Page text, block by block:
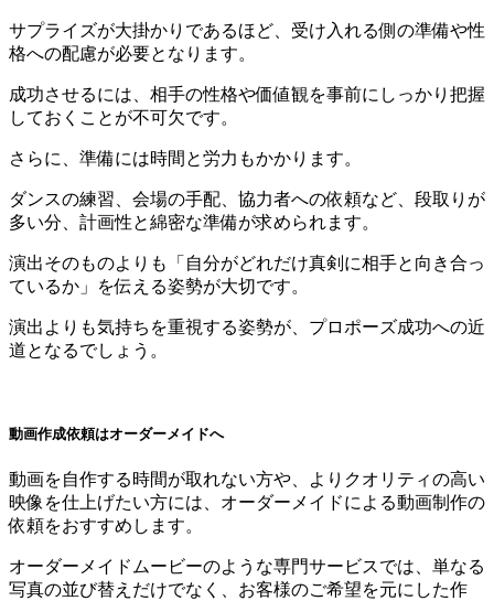
サプライズが大掛かりであるほど、受け入れる側の準備や性
格への配慮が必要となります。
成功させるには、相手の性格や価値観を事前にしっかり把握
しておくことが不可欠です。
さらに、準備には時間と労力もかかります。
ダンスの練習、会場の手配、協力者への依頼など、段取りが
多い分、計画性と綿密な準備が求められます。
演出そのものよりも「自分がどれだけ真剣に相手と向き合っ
ているか」を伝える姿勢が大切です。
演出よりも気持ちを重視する姿勢が、プロポーズ成功への近
道となるでしょう。
動画作成依頼はオーダーメイドへ
動画を自作する時間が取れない方や、よりクオリティの高い
映像を仕上げたい方には、オーダーメイドによる動画制作の
依頼をおすすめします。
オーダーメイドムービーのような専門サービスでは、単なる
写真の並び替えだけでなく、お客様のご希望を元にした作